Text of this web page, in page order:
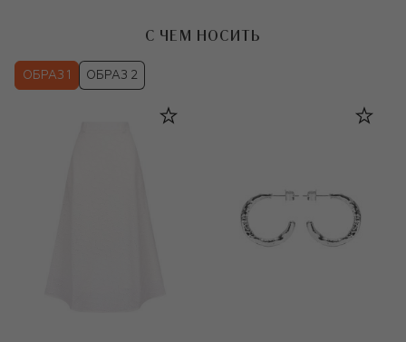
С ЧЕМ НОСИТЬ
ОБРАЗ 1 ОБРАЗ 2